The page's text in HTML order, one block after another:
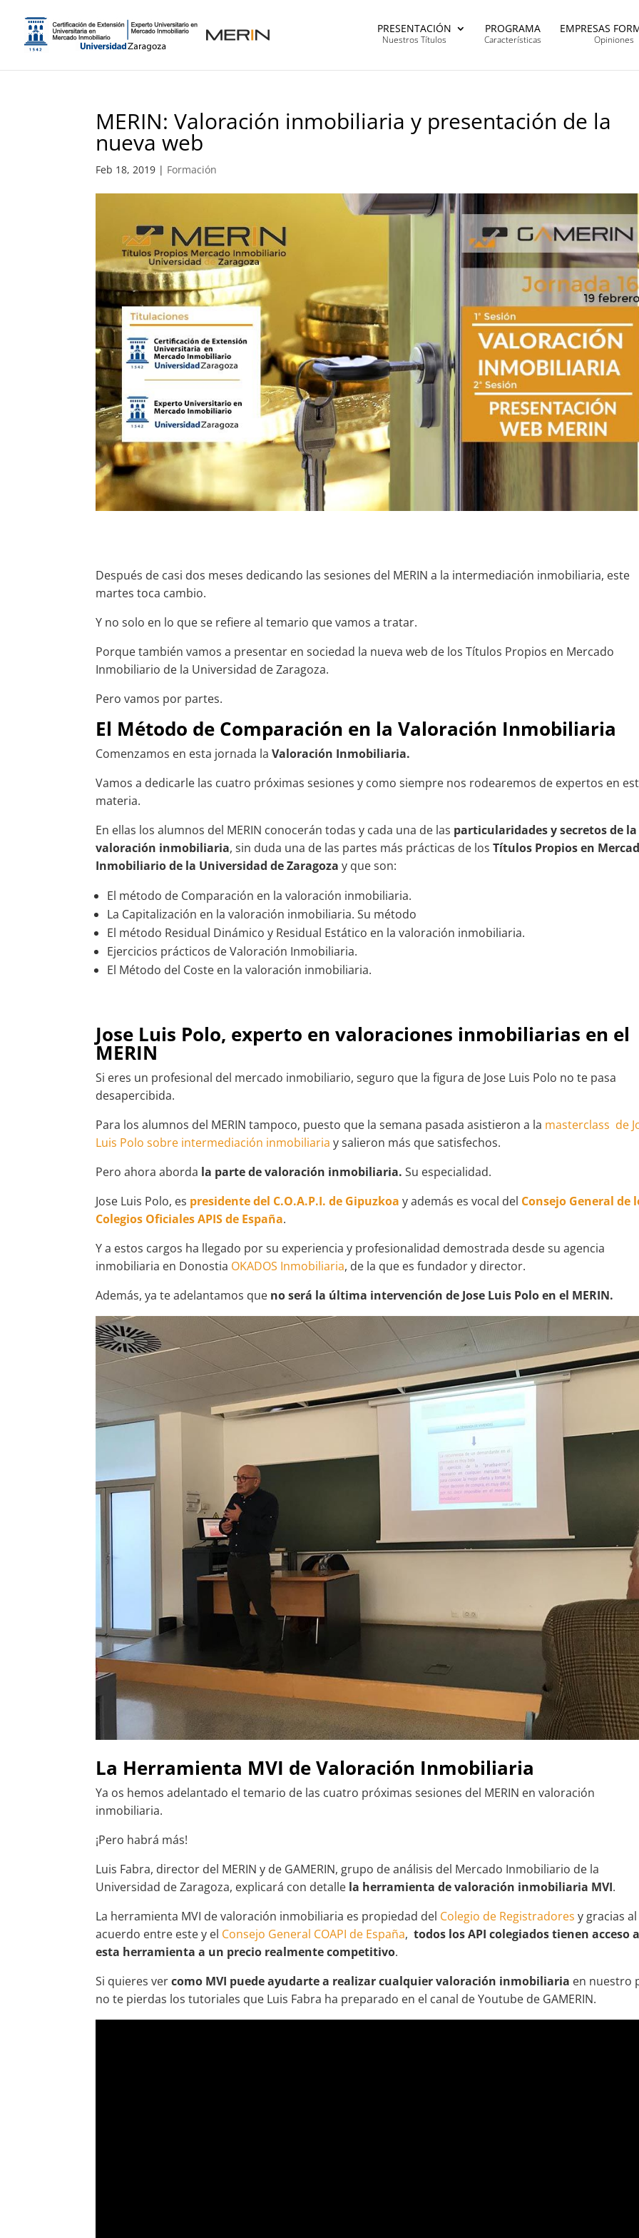
PRESENTACIÓN
Nuestros Títulos
PROGRAMA
Características
EMPRESAS
Opiniones
MERIN: Valoración inmobiliaria y presentación de la
nueva web
Feb 18, 2019 | Formación
Después de casi dos meses dedicando las sesiones del MERIN a la intermediación inmobiliaria, este
martes toca cambio.
Y no solo en lo que se refiere al temario que vamos a tratar.
Porque también vamos a presentar en sociedad la nueva web de los Títulos Propios en Mercado
Inmobiliario de la Universidad de Zaragoza.
Pero vamos por partes.
El Método de Comparación en la Valoración Inmobiliaria
Comenzamos en esta jornada la Valoración Inmobiliaria.
Vamos a dedicarle las cuatro próximas sesiones y como siempre nos rodearemos de expertos en
materia.
En ellas los alumnos del MERIN conocerán todas y cada una de las particularidades y secretos de la
valoración inmobiliaria, sin duda una de las partes más prácticas de losTítulos Propios en
Inmobiliario de la Universidad de Zaragoza y que son:
El método de Comparación en la valoración inmobiliaria.
La Capitalización en la valoración inmobiliaria. Su método
El método Residual Dinámico y Residual Estático en la valoración inmobiliaria.
Ejercicios prácticos de Valoración Inmobiliaria.
El Método del Coste en la valoración inmobiliaria.
Jose Luis Polo, experto en valoraciones inmobiliarias en el
MERIN
Si eres un profesional del mercado inmobiliario, seguro que la figura de Jose Luis Polo no te pasa
desapercibida.
Para los alumnos del MERIN tampoco, puesto que la semana pasada asistieron a la masterclass de
Luis Polo sobre intermediación inmobiliaria y salieron más que satisfechos.
Pero ahora aborda la parte de valoración inmobiliaria. Su especialidad.
Jose Luis Polo, es presidente del C.O.A.P.I. de Gipuzkoa y además es vocal del Consejo General de
Colegios Oficiales APIS de España.
Y a estos cargos ha llegado por su experiencia y profesionalidad demostrada desde su agencia
inmobiliaria en Donostia OKADOS Inmobiliaria, de la que es fundador y director.
Además, ya te adelantamos que no será la última intervención de Jose Luis Polo en el MERIN.
La Herramienta MVI de Valoración Inmobiliaria
Ya os hemos adelantado el temario de las cuatro próximas sesiones del MERIN en valoración
inmobiliaria.
¡Pero habrá más!
Luis Fabra, director del MERIN y de GAMERIN, grupo de análisis del Mercado Inmobiliario de la
Universidad de Zaragoza, explicará con detalle la herramienta de valoración inmobiliaria MVI.
La herramienta MVI de valoración inmobiliaria es propiedad del Colegio de Registradores y gracias al
acuerdo entre este y el Consejo General COAPI de España,todos los API colegiados tienen acceso a
esta herramienta a un precio realmente competitivo.
Si quieres vercomo MVI puede ayudarte a realizar cualquier valoración inmobiliaria en nuestro
no te pierdas los tutoriales que Luis Fabra ha preparado en el canal de Youtube de GAMERIN.